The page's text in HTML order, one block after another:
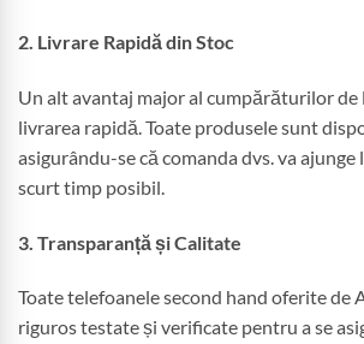
2. Livrare Rapidă din Stoc
Un alt avantaj major al cumpărăturilor de
livrarea rapidă. Toate produsele sunt
asigurându-se că comanda dvs. va ajunge
scurt timp posibil.
3. Transparanță și Calitate
Toate telefoanele second hand oferite de
riguros testate și verificate pentru a se